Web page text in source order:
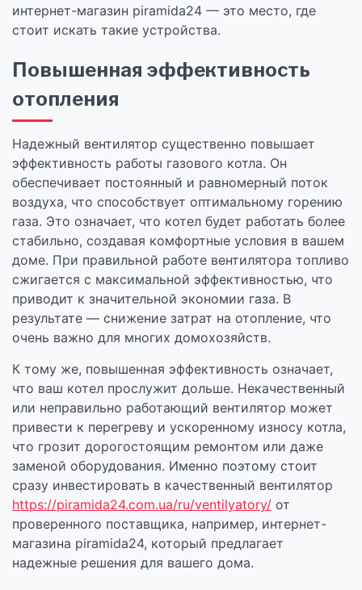
интернет-магазин piramida24 — это место, где
стоит искать такие устройства.
Повышенная эффективность
отопления
Надежный вентилятор существенно повышает
эффективность работы газового котла. Он
обеспечивает постоянный и равномерный поток
воздуха, что способствует оптимальному горению
газа. Это означает, что котел будет работать более
стабильно, создавая комфортные условия в вашем
доме. При правильной работе вентилятора топливо
сжигается с максимальной эффективностью, что
приводит к значительной экономии газа. В
результате — снижение затрат на отопление, что
очень важно для многих домохозяйств.
К тому же, повышенная эффективность означает,
что ваш котел прослужит дольше. Некачественный
или неправильно работающий вентилятор может
привести к перегреву и ускоренному износу котла,
что грозит дорогостоящим ремонтом или даже
заменой оборудования. Именно поэтому стоит
сразу инвестировать в качественный вентилятор
https://piramida24.com.ua/ru/ventilyatory/ от
проверенного поставщика, например, интернет-
магазина piramida24, который предлагает
надежные решения для вашего дома.